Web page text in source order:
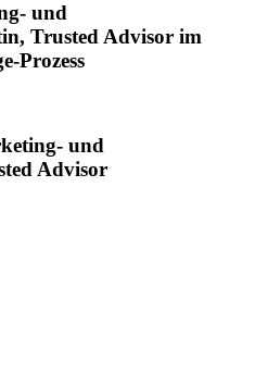
und
Trusted Advisor im
Prozess
und
Advisor